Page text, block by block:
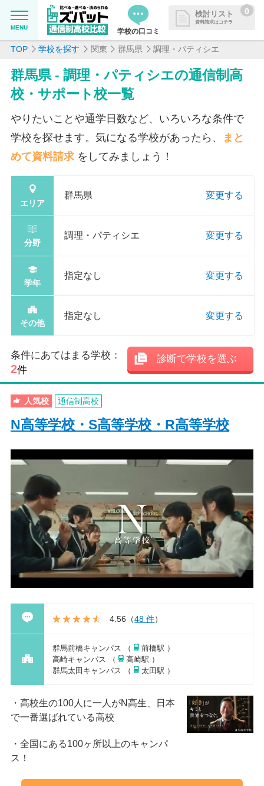
MENU 学校の口コミ
検討リスト
資料請求はコチラ
0
追加した学校を一覧で確認・まと
めて資料請求できます
MENU
学校を探したい
通信制高校について知りたい
はじめての方へ
よくある質問
掲載を希望される学校様へ
TOP 学校を探す 関東 群馬県 調理・パティシエ
群馬県 - 調理・パティシエの通信制高
校・サポート校一覧
やりたいことや通学日数など、いろいろな条件で
学校を探せます。気になる学校があったら、
まと
めて資料請求をしてみましょう！
エリア
群馬県 変更する
分野
調理・パティシエ 変更する
学年
指定なし 変更する
その他
指定なし 変更する
条件にあてはまる学校：
2件
診断で学校を選ぶ
人気校 通信制高校
N高等学校・S高等学校・R高等学校
4.56 （48 件）
群馬前橋キャンパス （
前橋駅 ）
高崎キャンパス （
高崎駅 ）
群馬太田キャンパス （
太田駅 ）
高校生の100人に一人がN高生、日本
で一番選ばれている高校
全国にある100ヶ所以上のキャンパ
ス！